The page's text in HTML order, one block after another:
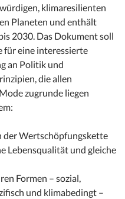
klimaresilienten
Planeten und enthält
2030. Das Dokument soll
für eine interessierte
an Politik und
die allen
zugrunde liegen
Wertschöpfungskette
Lebensqualität und gleiche
Formen – sozial,
und klimabedingt –